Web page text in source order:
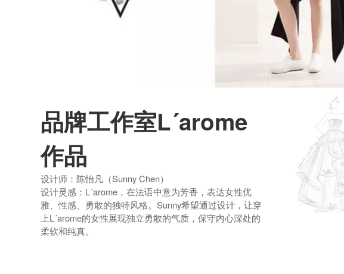
品牌工作室L´arome
作品
设计师：陈怡凡（Sunny Chen）
设计灵感：L´arome，在法语中意为芳香，表达女性优
雅、性感、勇敢的独特风格。Sunny希望通过设计，让穿
上L´arome的女性展现独立勇敢的气质，保守内心深处的
柔软和纯真。